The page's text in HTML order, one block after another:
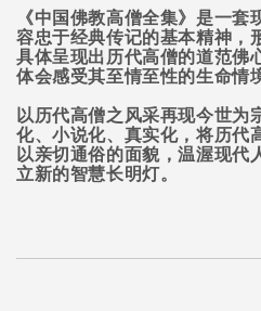
《中国佛教高僧全集》是一
容忠于经典传记的基本精神，
具体呈现出历代高僧的道范佛
体会感受其至情至性的生命情
以历代高僧之风采再现今世为
化、小说化、真实化，将历代
以亲切通俗的面貌，温渥现代
立新的智慧长明灯。